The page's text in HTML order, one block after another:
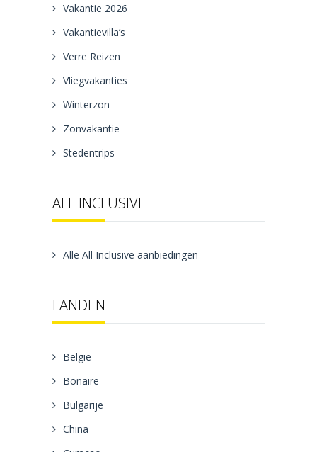
Vakantie 2026
Vakantievilla’s
Verre Reizen
Vliegvakanties
Winterzon
Zonvakantie
Stedentrips
ALL INCLUSIVE
Alle All Inclusive aanbiedingen
LANDEN
Belgie
Bonaire
Bulgarije
China